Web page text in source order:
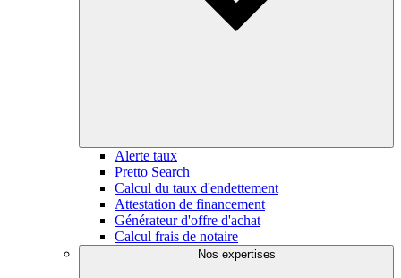
Alerte taux
Pretto Search
Calcul du taux d'endettement
Attestation de financement
Générateur d'offre d'achat
Calcul frais de notaire
Nos expertises